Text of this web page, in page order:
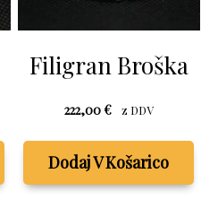
Filigran Broška
222,00€ z DDV
Dodaj V Košarico